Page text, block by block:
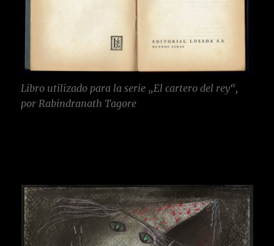
Libro utilizado para la serie „El cartero del rey“,
por Rabindranath Tagore